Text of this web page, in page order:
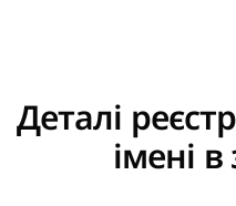
Деталі
імені в